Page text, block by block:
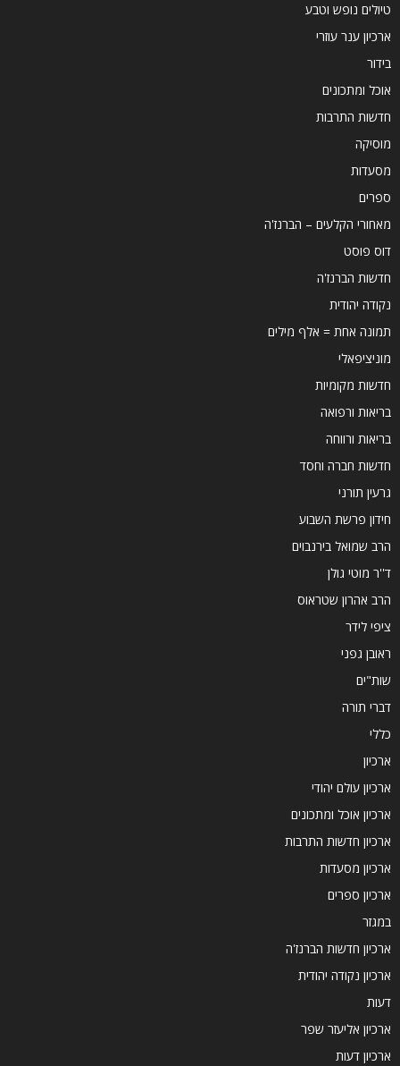
טיולים נופש וטבע
ארכיון ענר עוזרי
בידור
אוכל ומתכונים
חדשות התרבות
מוסיקה
מסעדות
ספרים
מאחורי הקלעים – הברנז'ה
דוס פוסט
חדשות הברנז'ה
נקודה יהודית
תמונה אחת = אלף מילים
מוניציפאלי
חדשות מקומיות
בריאות ורפואה
בריאות ורווחה
חדשות חברה וחסד
גרעין תורני
חידון פרשת השבוע
הרב שמואל בירנבוים
ד''ר מוטי גולן
הרב אהרון שטראוס
ציפי לידר
ראובן גפני
שות"ים
דברי תורה
כללי
ארכיון
ארכיון עולם יהודי
ארכיון אוכל ומתכונים
ארכיון חדשות התרבות
ארכיון מסעדות
ארכיון ספרים
במגזר
ארכיון חדשות הברנז'ה
ארכיון נקודה יהודית
דעות
ארכיון אליעזר שפר
ארכיון דעות